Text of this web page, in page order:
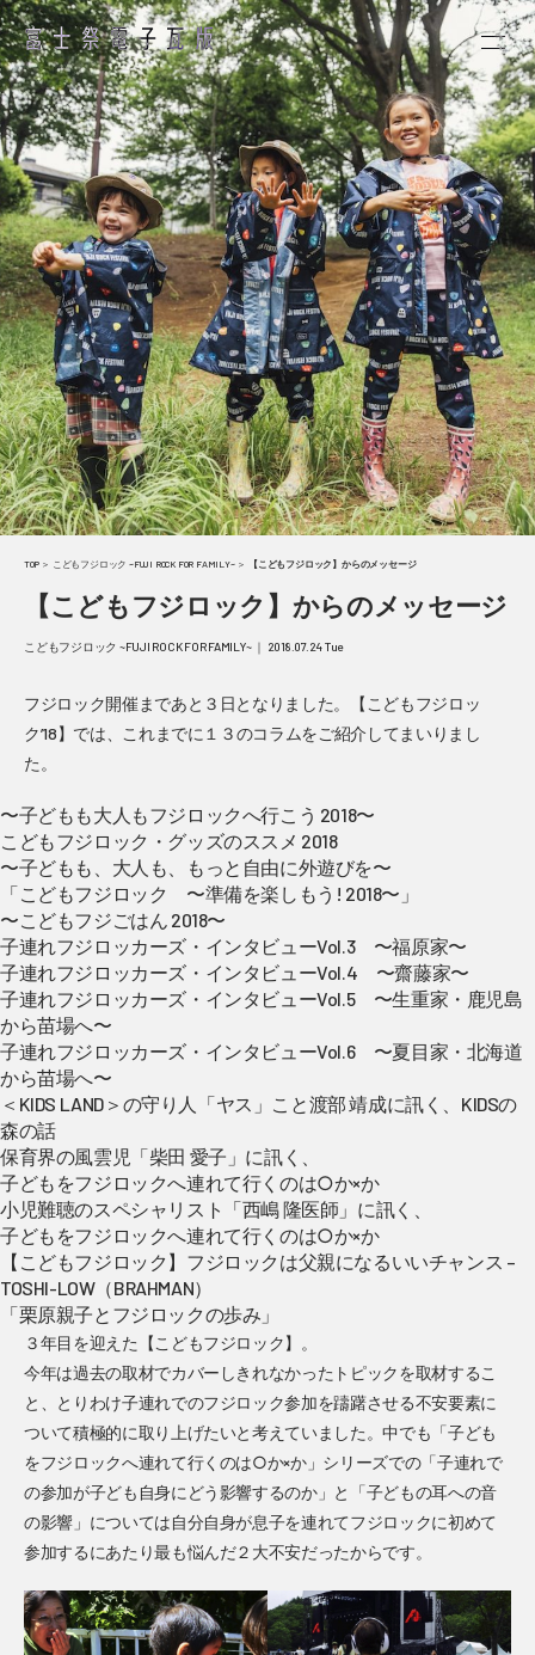
TOP＞ こどもフジロック ~FUJI ROCK FOR FAMILY~＞ 【こどもフジロック】からのメッセージ
【こどもフジロック】からのメッセージ
こどもフジロック ~FUJI ROCK FOR FAMILY~ ｜ 2018.07.24 Tue
フジロック開催まであと３日となりました。【こどもフジロッ
ク’18】では、これまでに１３のコラムをご紹介してまいりまし
た。
〜子どもも大人もフジロックへ行こう 2018〜
こどもフジロック・グッズのススメ 2018
〜子どもも、大人も、もっと自由に外遊びを〜
「こどもフジロック 〜準備を楽しもう! 2018〜」
〜こどもフジごはん 2018〜
子連れフジロッカーズ・インタビューVol.3 〜福原家〜
子連れフジロッカーズ・インタビューVol.4 〜齋藤家〜
子連れフジロッカーズ・インタビューVol.5 〜生重家・鹿児島
から苗場へ〜
子連れフジロッカーズ・インタビューVol.6 〜夏目家・北海道
から苗場へ〜
＜KIDS LAND＞の守り人「ヤス」こと渡部 靖成に訊く、KIDSの
森の話
保育界の風雲児「柴田 愛子」に訊く、
子どもをフジロックへ連れて行くのは○か×か
小児難聴のスペシャリスト「西嶋 隆医師」に訊く、
子どもをフジロックへ連れて行くのは○か×か
【こどもフジロック】フジロックは父親になるいいチャンス –
TOSHI-LOW（BRAHMAN）
「栗原親子とフジロックの歩み」
３年目を迎えた【こどもフジロック】。
今年は過去の取材でカバーしきれなかったトピックを取材するこ
と、とりわけ子連れでのフジロック参加を躊躇させる不安要素に
ついて積極的に取り上げたいと考えていました。中でも「子ども
をフジロックへ連れて行くのは○か×か」シリーズでの「子連れで
の参加が子ども自身にどう影響するのか」と「子どもの耳への音
の影響」については自分自身が息子を連れてフジロックに初めて
参加するにあたり最も悩んだ２大不安だったからです。